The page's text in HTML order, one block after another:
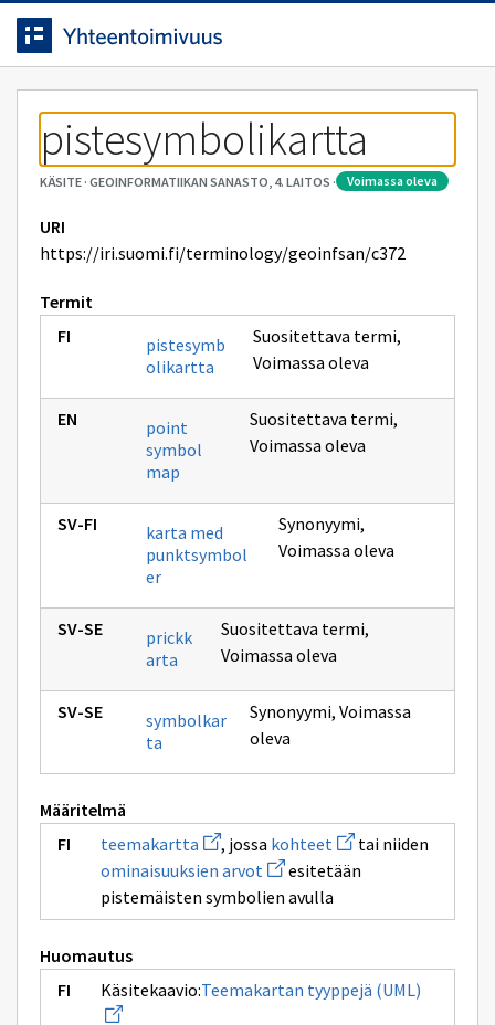
Siirrytty
sivulle
Siirry suoraan sisältöön.
pistesymbolikartta
KÄSITE· GEOINFORMATIIKAN SANASTO, 4. LAITOS · voimassa oleva
URI
https://iri.suomi.fi/terminology/geoinfsan/c372
Termit
pistesymb
olikartta
Suositettava termi,
Voimassa oleva
point
symbol
map
Suositettava termi,
Voimassa oleva
karta med
punktsymbol
er
Synonyymi,
Voimassa oleva
prickk
arta
Suositettava termi,
Voimassa oleva
symbolkar
ta
Synonyymi, Voimassa
oleva
Määritelmä
teemakartta Avaa
uuden
ikkunan
sivulle
teemakartta
, jossa kohteet Avaa
uuden
ikkunan
sivulle
kohteet
tai niiden
ominaisuuksien arvot Avaa
uuden
ikkunan
sivulle
esitetään
pistemäisten symbolien avulla
Huomautus
Käsitekaavio:Teemakartan tyyppejä (UML)